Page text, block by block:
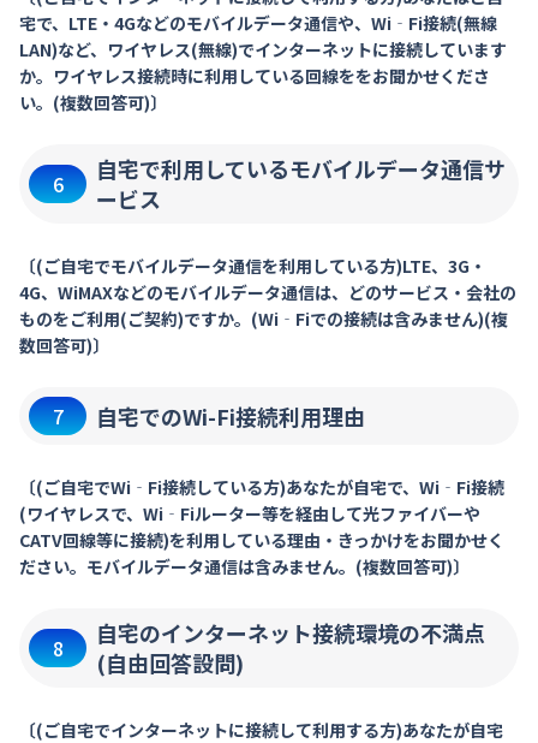
宅で、LTE・4Gなどのモバイルデータ通信や、Wi‐Fi接続(無線
LAN)など、ワイヤレス(無線)でインターネットに接続しています
か。ワイヤレス接続時に利用している回線ををお聞かせくださ
い。(複数回答可)〕
6
自宅で利用しているモバイルデータ通信サ
ービス
〔(ご自宅でモバイルデータ通信を利用している方)LTE、3G・
4G、WiMAXなどのモバイルデータ通信は、どのサービス・会社の
ものをご利用(ご契約)ですか。(Wi‐Fiでの接続は含みません)(複
数回答可)〕
7 自宅でのWi-Fi接続利用理由
〔(ご自宅でWi‐Fi接続している方)あなたが自宅で、Wi‐Fi接続
(ワイヤレスで、Wi‐Fiルーター等を経由して光ファイバーや
CATV回線等に接続)を利用している理由・きっかけをお聞かせく
ださい。モバイルデータ通信は含みません。(複数回答可)〕
8
自宅のインターネット接続環境の不満点
(自由回答設問)
〔(ご自宅でインターネットに接続して利用する方)あなたが自宅